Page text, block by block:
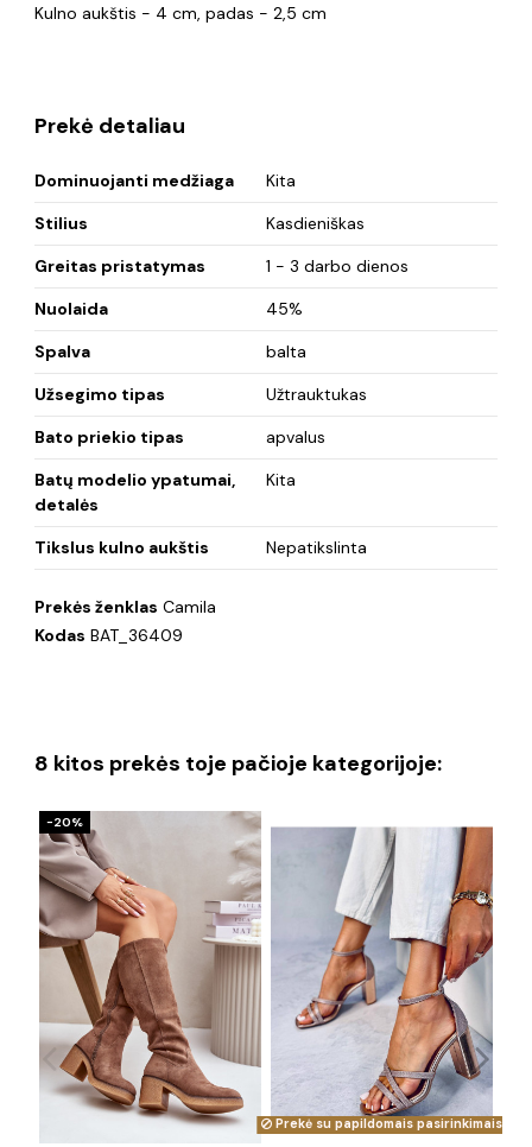
Kulno aukštis - 4 cm, padas - 2,5 cm
Prekė detaliau
Dominuojanti medžiaga
Kita
Stilius
Kasdieniškas
Greitas pristatymas
1 - 3 darbo dienos
Nuolaida
45%
Spalva
balta
Užsegimo tipas
Užtrauktukas
Bato priekio tipas
apvalus
Batų modelio ypatumai,
detalės
Kita
Tikslus kulno aukštis Nepatikslinta
Prekės ženklas Camila
Kodas BAT_36409
8 kitos prekės toje pačioje kategorijoje:
−20%
Prekė su papildomais pasirinkimais